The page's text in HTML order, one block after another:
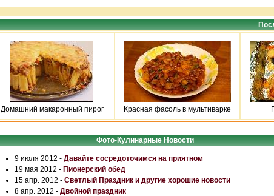
Домашний макаронный пирог Красная фасоль в мультиварке
Фото-Кулинарные Новости
9 июля 2012 - Давайте сосредоточимся на приятном
19 мая 2012 - Пионерский обед
15 апр. 2012 - Светлый Праздник и другие хорошие новости
8 апр. 2012 - Двойной праздник